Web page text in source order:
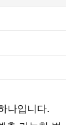
나입니다.